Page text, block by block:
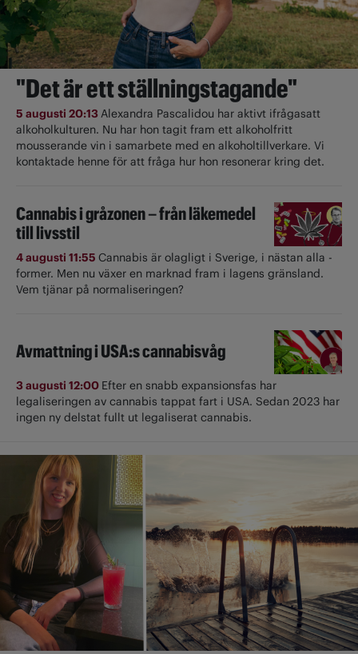
"Det är ett ställningstagande"
5 augusti 20:13Alexandra Pascalidou har aktivt ifrågasatt
alkoholkulturen. Nu har hon tagit fram ett alkoholfritt
mousserande vin i samarbete med en alkoholtillverkare. Vi
kontaktade henne för att fråga hur hon resonerar kring det.
Cannabis i gråzonen – från läkemedel
till livsstil
4 augusti 11:55 Cannabis är olagligt i ­Sverige, i nästan alla ­
former. Men nu växer en marknad fram i lagens gränsland.
Vem tjänar på normaliseringen?
Avmattning i USA:s cannabisvåg
3 augusti 12:00 Efter en snabb expansionsfas har
legaliseringen av cannabis tappat fart i USA. Sedan 2023 har
ingen ny delstat fullt ut ­legaliserat cannabis.